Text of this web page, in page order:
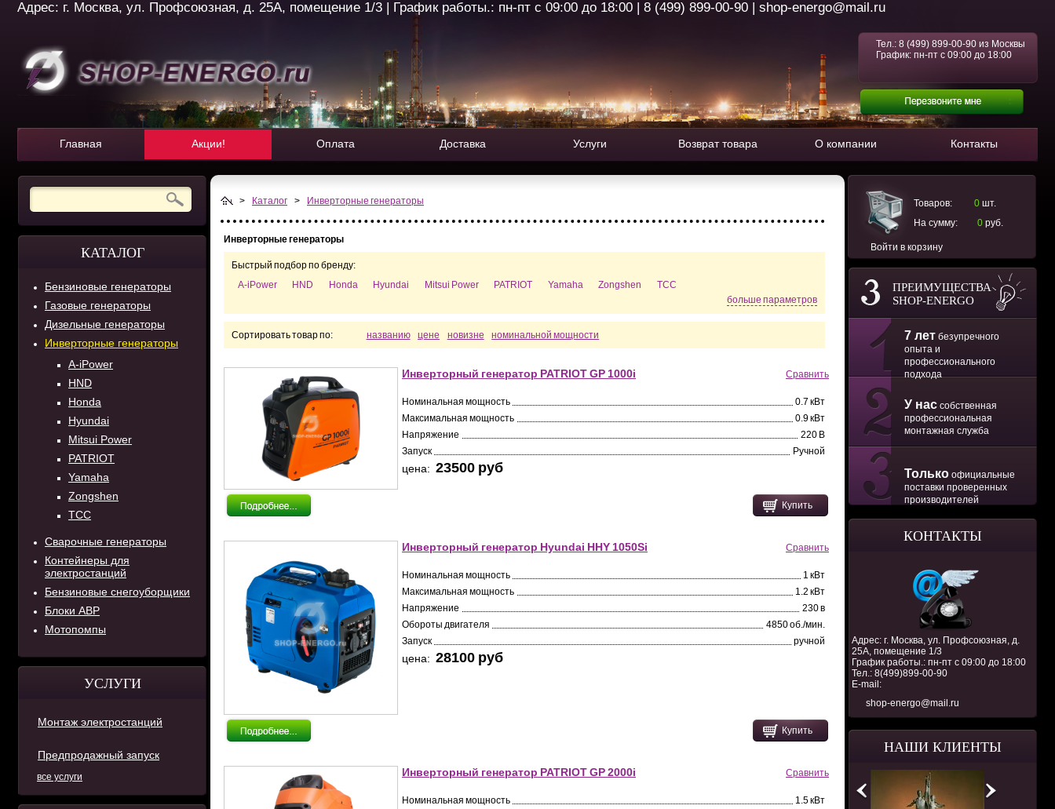
Адрес: г. Москва, ул. Профсоюзная, д. 25А, помещение 1/3 | График работы.: пн-пт с 09:00 до 18:00 | 8 (499) 899-00-90 | shop-energo@mail.ru
Тел.: 8 (499) 899-00-90 из Москвы
График: пн-пт с 09:00 до 18:00
Главная Акции! Оплата Доставка Услуги Возврат товара О компании Контакты
КАТАЛОГ
Бензиновые генераторы
Газовые генераторы
Дизельные генераторы
Инверторные генераторы
A-iPower
HND
Honda
Hyundai
Mitsui Power
PATRIOT
Yamaha
Zongshen
ТСС
Сварочные генераторы
Контейнеры для
электростанций
Бензиновые снегоуборщики
Блоки АВР
Мотопомпы
УСЛУГИ
Монтаж электростанций
Предпродажный запуск
все услуги
Товаров: 0 шт.
На сумму:
0 руб.
Войти в корзину
ПРЕИМУЩЕСТВА
SHOP-ENERGO
7 лет безупречного
опыта и
профессионального
подхода
У нас собственная
профессиональная
монтажная служба
Только официальные
поставки проверенных
производителей
КОНТАКТЫ
Адрес: г. Москва, ул. Профсоюзная, д.
25А, помещение 1/3
График работы.: пн-пт с 09:00 до 18:00
Тел.: 8(499)899-00-90
E-mail:
shop-energo@mail.ru
НАШИ КЛИЕНТЫ
> Каталог > Инверторные генераторы
Инверторные генераторы
Быстрый подбор по бренду:
A-iPower
HND Honda Hyundai Mitsui Power PATRIOT Yamaha Zongshen
ТСС
больше параметров
Сортировать товар по: названию цене новизне номинальной мощности
Инверторный генератор PATRIOT GP 1000i Сравнить
Номинальная мощность
0.7 кВт
Максимальная мощность
0.9 кВт
Напряжение
220 В
Запуск
Ручной
цена: 23500 pуб
Купить
Инверторный генератор Hyundai HHY 1050Si Сравнить
Номинальная мощность
1 кВт
Максимальная мощность
1.2 кВт
Напряжение
230 в
Обороты двигателя
4850 об./мин.
Запуск
ручной
цена: 28100 pуб
Купить
Инверторный генератор PATRIOT GP 2000i Сравнить
Номинальная мощность
1.5 кВт